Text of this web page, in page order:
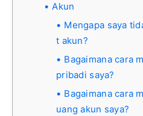
Akun
Mengapa saya
t akun?
Bagaimana cara
pribadi saya?
Bagaimana cara
uang akun saya?